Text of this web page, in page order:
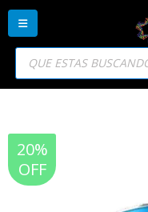
Búsqueda
productos
20%
OFF